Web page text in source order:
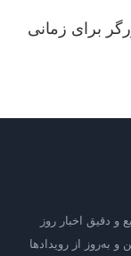
برای زمانی
و دقیق اخبار روز
به‌روز از رویدادها